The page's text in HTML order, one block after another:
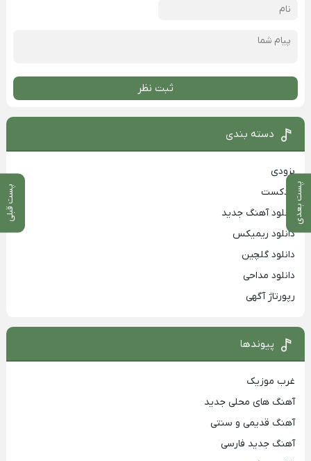
پست بعدی پست قبلی
ثبت نظر
دسته بندی
بزودی
پادکست
دانلود آهنگ جدید
دانلود ریمیکس
دانلود گلچین
دانلود مداحی
رپورتاژ آگهی
پیوندها
غرب موزیک
آهنگ های محلی جدید
آهنگ قدیمی و سنتی
آهنگ جدید فارسی